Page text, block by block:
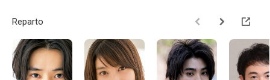
Reparto